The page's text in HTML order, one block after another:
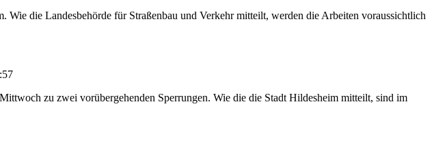
die Landesbehörde für Straßenbau und Verkehr mitteilt, werden die Arbeiten voraussichtlich
zu zwei vorübergehenden Sperrungen. Wie die die Stadt Hildesheim mitteilt, sind im